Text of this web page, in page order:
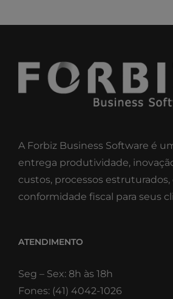
A Forbiz Business Software é
entrega produtividade,
custos, processos
conformidade fiscal para seus
ATENDIMENTO
Seg – Sex: 8h às 18h
Fones: (41) 4042-1026